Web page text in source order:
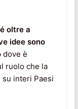
oltre a
idee sono
dove è
ruolo che la
su interi Paesi